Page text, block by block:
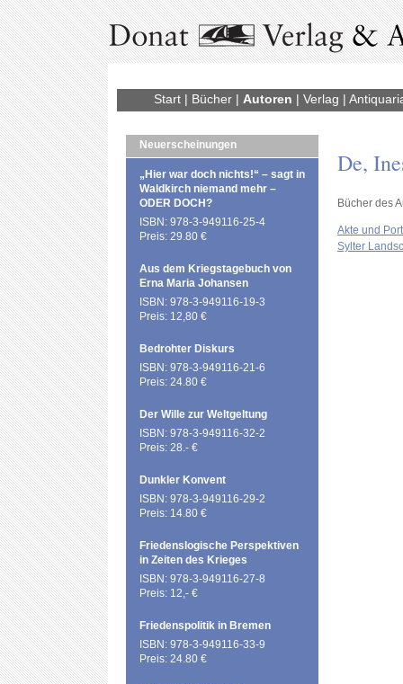
Start| Bücher| Autoren | Verlag |
Neuerscheinungen
„Hier war doch nichts!“ – sagt in
Waldkirch niemand mehr –
ODER DOCH?
ISBN: 978-3-949116-25-4
Preis: 29.80 €
Aus dem Kriegstagebuch von
Erna Maria Johansen
ISBN: 978-3-949116-19-3
Preis: 12,80 €
Bedrohter Diskurs
ISBN: 978-3-949116-21-6
Preis: 24.80 €
Der Wille zur Weltgeltung
ISBN: 978-3-949116-32-2
Preis: 28.- €
Dunkler Konvent
ISBN: 978-3-949116-29-2
Preis: 14.80 €
Friedenslogische Perspektiven
in Zeiten des Krieges
ISBN: 978-3-949116-27-8
Preis: 12,- €
Friedenspolitik in Bremen
ISBN: 978-3-949116-33-9
Preis: 24.80 €
De,
Bücher des
Akte und
Sylter